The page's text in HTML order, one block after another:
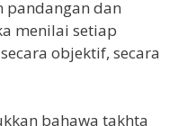
pandangan dan
menilai setiap
objektif, secara
bahawa takhta